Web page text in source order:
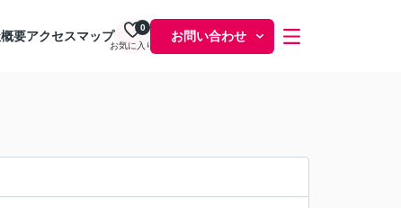
要アクセスマップ
お気に入り
0
お問い合わせ